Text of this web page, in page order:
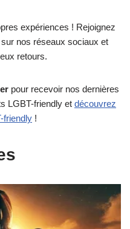
expériences ! Rejoignez
nos réseaux sociaux et
retours.
pour recevoir nos dernières
LGBT-friendly et découvrez
friendly !